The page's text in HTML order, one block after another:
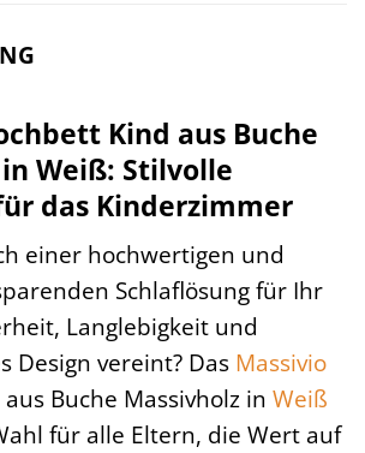
Kind aus Buche
Weiß: Stilvolle
das Kinderzimmer
einer hochwertigen und
Schlaflösung für Ihr
Langlebigkeit und
Design vereint? Das Massivio
Buche Massivholz in Weiß
für alle Eltern, die Wert auf